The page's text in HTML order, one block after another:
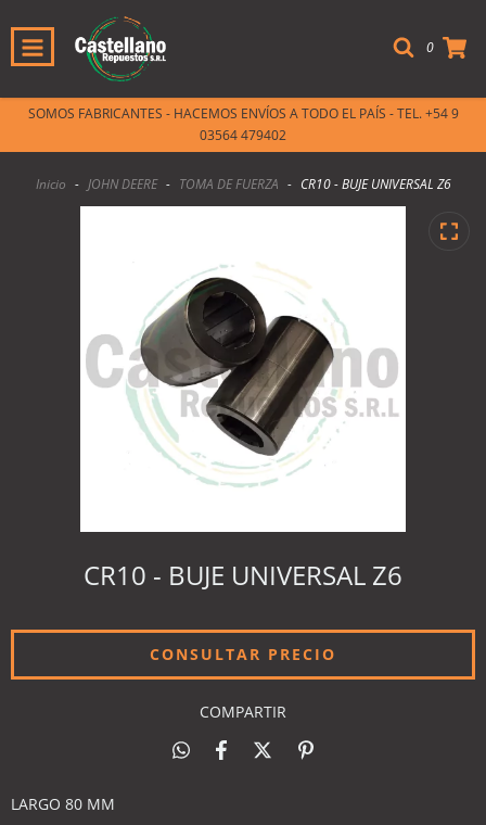
0
SOMOS FABRICANTES - HACEMOS ENVÍOS A TODO EL PAÍS - TEL. +54 9
03564 479402
Inicio - JOHN DEERE - TOMA DE FUERZA - CR10 - BUJE UNIVERSAL Z6
CR10 - BUJE UNIVERSAL Z6
COMPARTIR
LARGO 80 MM